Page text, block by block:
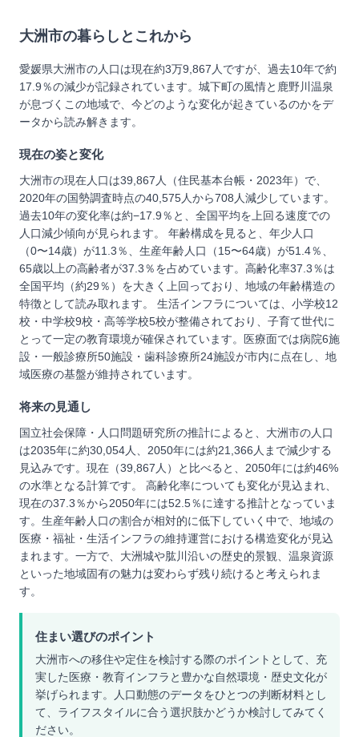
大洲市の暮らしとこれから
愛媛県大洲市の人口は現在約3万9,867人ですが、過去10年で約
17.9％の減少が記録されています。城下町の風情と鹿野川温泉
が息づくこの地域で、今どのような変化が起きているのかをデ
ータから読み解きます。
現在の姿と変化
大洲市の現在人口は39,867人（住民基本台帳・2023年）で、
2020年の国勢調査時点の40,575人から708人減少しています。
過去10年の変化率は約−17.9％と、全国平均を上回る速度での
人口減少傾向が見られます。 年齢構成を見ると、年少人口
（0〜14歳）が11.3％、生産年齢人口（15〜64歳）が51.4％、
65歳以上の高齢者が37.3％を占めています。高齢化率37.3％は
全国平均（約29％）を大きく上回っており、地域の年齢構造の
特徴として読み取れます。 生活インフラについては、小学校12
校・中学校9校・高等学校5校が整備されており、子育て世代に
とって一定の教育環境が確保されています。医療面では病院6施
設・一般診療所50施設・歯科診療所24施設が市内に点在し、地
域医療の基盤が維持されています。
将来の見通し
国立社会保障・人口問題研究所の推計によると、大洲市の人口
は2035年に約30,054人、2050年には約21,366人まで減少する
見込みです。現在（39,867人）と比べると、2050年には約46%
の水準となる計算です。 高齢化率についても変化が見込まれ、
現在の37.3％から2050年には52.5％に達する推計となっていま
す。生産年齢人口の割合が相対的に低下していく中で、地域の
医療・福祉・生活インフラの維持運営における構造変化が見込
まれます。一方で、大洲城や肱川沿いの歴史的景観、温泉資源
といった地域固有の魅力は変わらず残り続けると考えられま
す。
住まい選びのポイント
大洲市への移住や定住を検討する際のポイントとして、充
実した医療・教育インフラと豊かな自然環境・歴史文化が
挙げられます。人口動態のデータをひとつの判断材料とし
て、ライフスタイルに合う選択肢かどうか検討してみてく
ださい。